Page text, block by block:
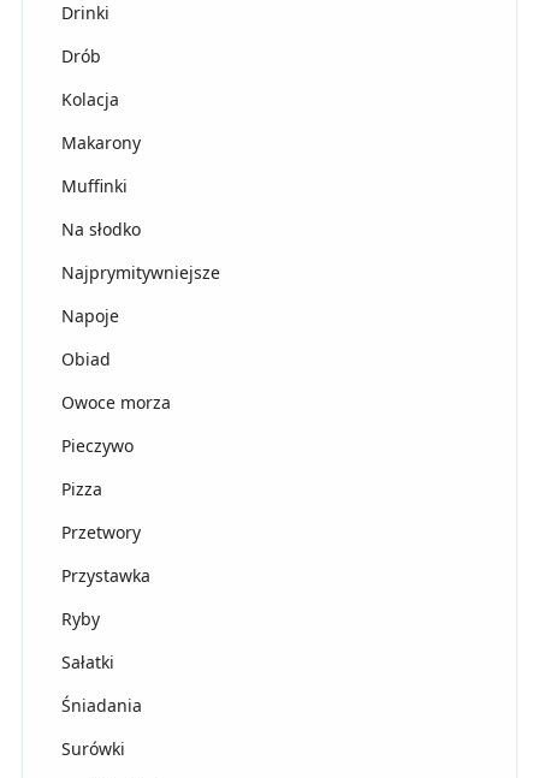
Drinki
Drób
Kolacja
Makarony
Muffinki
Na słodko
Najprymitywniejsze
Napoje
Obiad
Owoce morza
Pieczywo
Pizza
Przetwory
Przystawka
Ryby
Sałatki
Śniadania
Surówki